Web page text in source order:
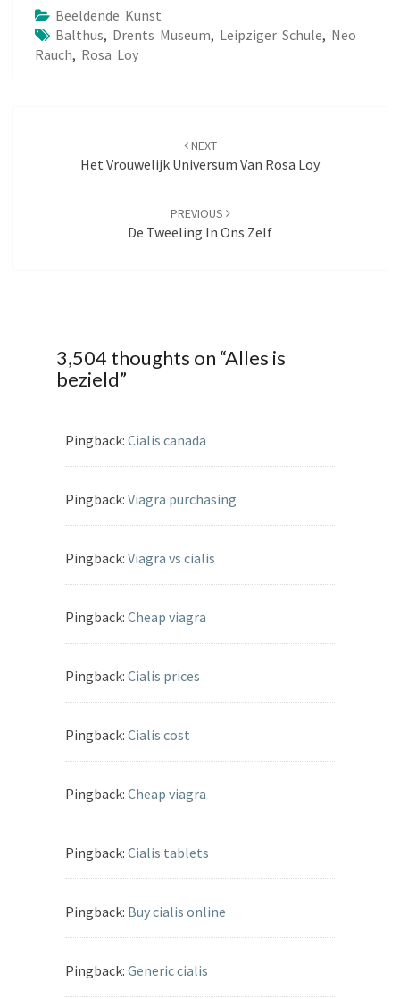
Beeldende Kunst
Balthus, Drents Museum, Leipziger Schule, Neo
Rauch, Rosa Loy
navigation
NEXT
Het Vrouwelijk Universum Van Rosa Loy
PREVIOUS
De Tweeling In Ons Zelf
3,504 thoughts on “Alles is
bezield”
Pingback: Cialis canada
Pingback: Viagra purchasing
Pingback: Viagra vs cialis
Pingback: Cheap viagra
Pingback: Cialis prices
Pingback: Cialis cost
Pingback: Cheap viagra
Pingback: Cialis tablets
Pingback: Buy cialis online
Pingback: Generic cialis